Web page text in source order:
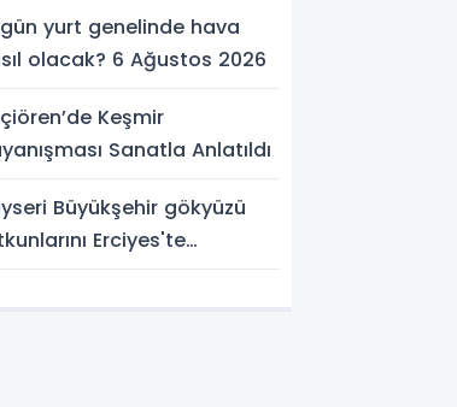
yurt genelinde hava
olacak? 6 Ağustos 2026
Keşmir
Sanatla Anlatıldı
Büyükşehir gökyüzü
Erciyes'te